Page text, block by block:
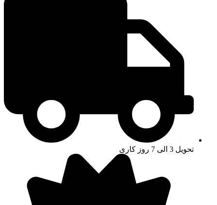
تحویل 3 الی 7 روز کاری